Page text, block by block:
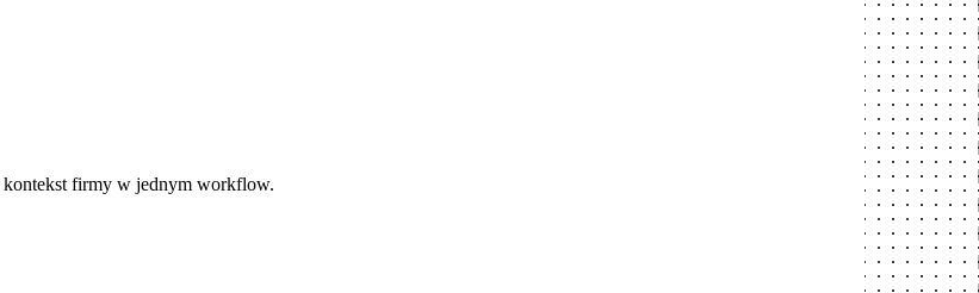
kontekst firmy w jednym workflow.